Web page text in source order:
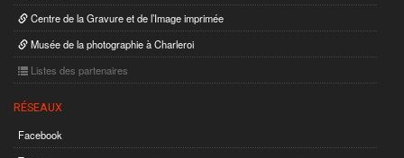
Centre de la Gravure et de l’Image imprimée
Musée de la photographie à Charleroi
Listes des partenaires
RÉSEAUX
Facebook